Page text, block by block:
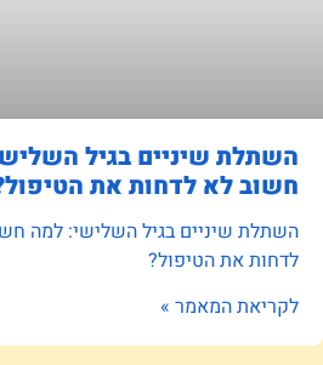
השתלת שיניים בגיל
חשוב לא לדחות את
השתלת שיניים בגיל השלישי: למה
לדחות את הטיפול?
לקריאת המאמר »